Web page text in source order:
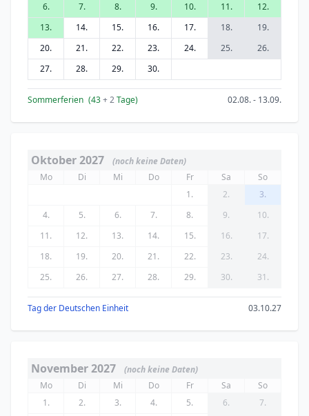
6.
7. 8. 9. 10. 11.
12.
13.
14. 15. 16. 17. 18.
19.
20.
21. 22. 23. 24. 25.
26.
27.
28. 29. 30.
Sommerferien (43+ 2Tage) 02.08. - 13.09.
Oktober 2027
(noch keine Daten)
Mo
Di Mi Do Fr Sa
So
1.
2.
3.
4.
5. 6. 7. 8. 9.
10.
11.
12. 13. 14. 15. 16.
17.
18.
19. 20. 21. 22. 23.
24.
25.
26. 27. 28. 29. 30. 31.
Tag der Deutschen Einheit 03.10.27
November 2027
(noch keine Daten)
Mo
Di Mi Do Fr Sa
So
1.
2. 3. 4. 5. 6.
7.